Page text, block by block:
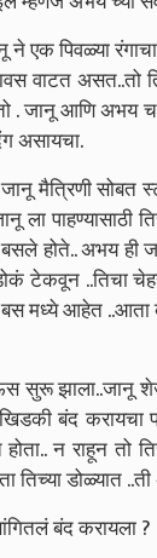
ने एक पिवळ्या
वाटत असत..तो
.जानू आणि अभय च
असायचा.
मैत्रिणी सोबत
पाहण्यासाठी
होते.. अभय ही
टेकवून ..तिचा
बस मध्ये आहेत
सुरू झाला..जानू
बंद
न राहून तो
तिच्या डोळ्यात
बंद करायला ?